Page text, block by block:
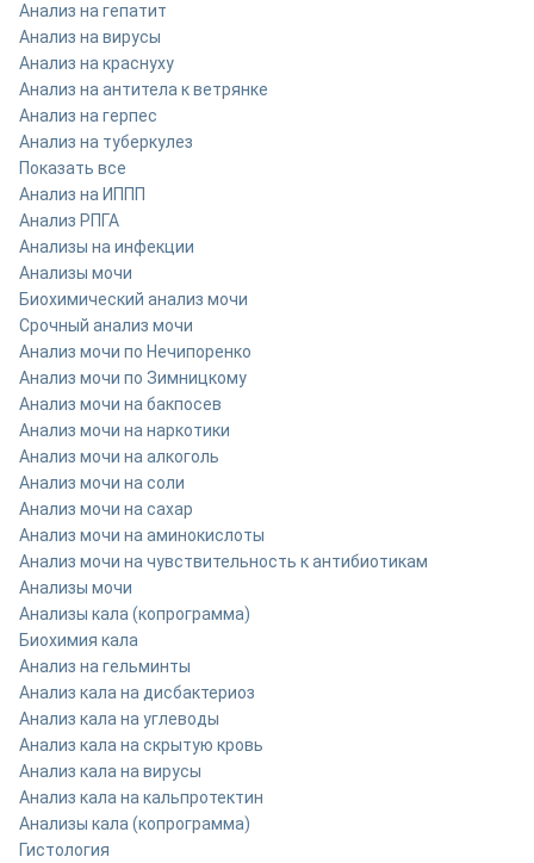
Анализ на гепатит
Анализ на вирусы
Анализ на краснуху
Анализ на антитела к ветрянке
Анализ на герпес
Анализ на туберкулез
Показать все
Анализ на ИППП
Анализ РПГА
Анализы на инфекции
Анализы мочи
Биохимический анализ мочи
Срочный анализ мочи
Анализ мочи по Нечипоренко
Анализ мочи по Зимницкому
Анализ мочи на бакпосев
Анализ мочи на наркотики
Анализ мочи на алкоголь
Анализ мочи на соли
Анализ мочи на сахар
Анализ мочи на аминокислоты
Анализ мочи на чувствительность к антибиотикам
Анализы мочи
Анализы кала (копрограмма)
Биохимия кала
Анализ на гельминты
Анализ кала на дисбактериоз
Анализ кала на углеводы
Анализ кала на скрытую кровь
Анализ кала на вирусы
Анализ кала на кальпротектин
Анализы кала (копрограмма)
Гистология